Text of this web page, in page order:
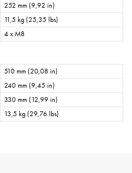
252 mm (9,92 in)
11,5 kg (25,35 lbs)
4 x M8
510 mm (20,08 in)
240 mm (9,45 in)
330 mm (12,99 in)
13,5 kg (29,76 lbs)